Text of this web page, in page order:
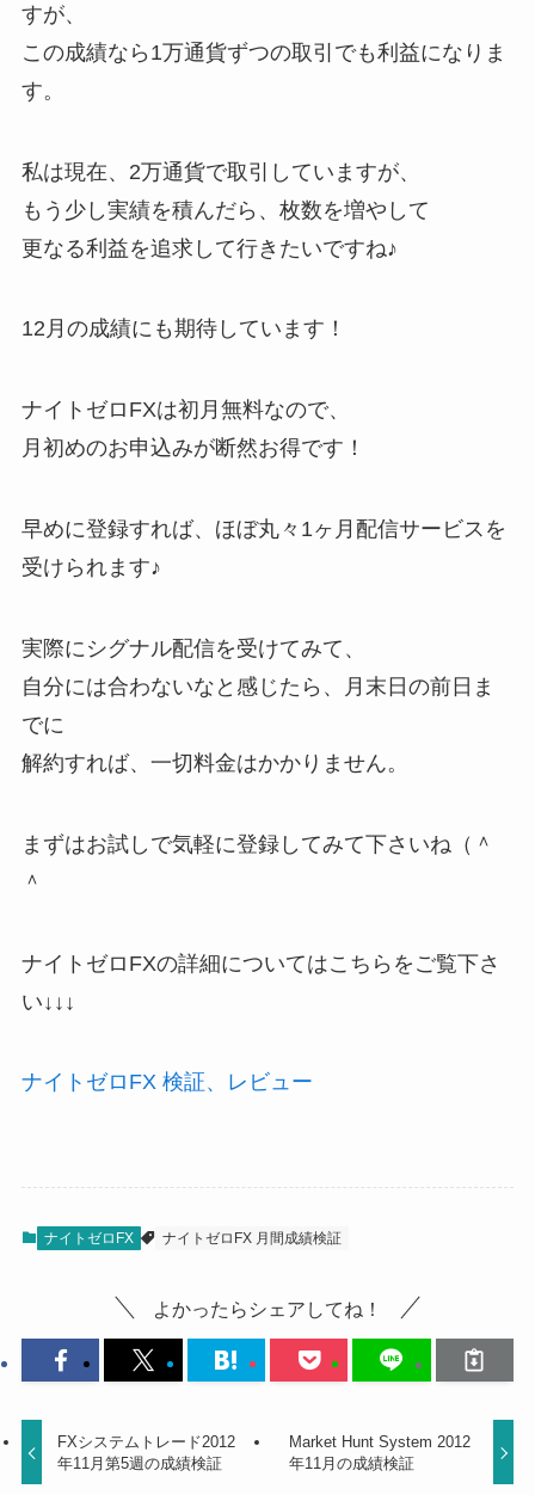
すが、
この成績なら1万通貨ずつの取引でも利益になりま
す。
私は現在、2万通貨で取引していますが、
もう少し実績を積んだら、枚数を増やして
更なる利益を追求して行きたいですね♪
12月の成績にも期待しています！
ナイトゼロFXは初月無料なので、
月初めのお申込みが断然お得です！
早めに登録すれば、ほぼ丸々1ヶ月配信サービスを
受けられます♪
実際にシグナル配信を受けてみて、
自分には合わないなと感じたら、月末日の前日ま
でに
解約すれば、一切料金はかかりません。
まずはお試しで気軽に登録してみて下さいね（＾
＾
ナイトゼロFXの詳細についてはこちらをご覧下さ
い↓↓↓
ナイトゼロFX 検証、レビュー
ナイトゼロFX ナイトゼロFX 月間成績検証
よかったらシェアしてね！
FXシステムトレード2012
年11月第5週の成績検証
Market Hunt System 2012
年11月の成績検証